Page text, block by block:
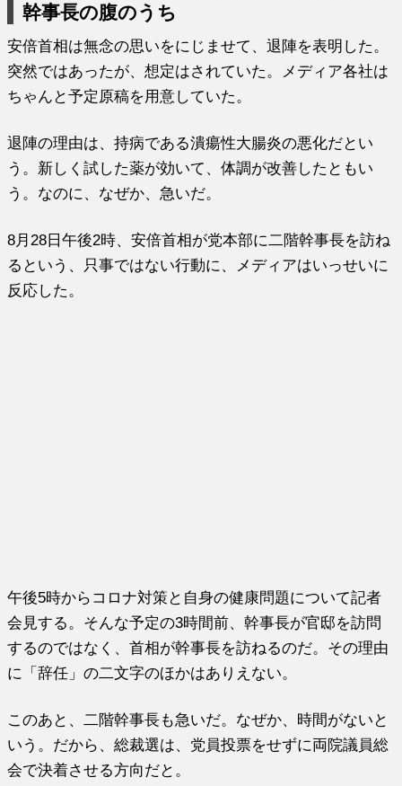
幹事長の腹のうち
安倍首相は無念の思いをにじませて、退陣を表明した。
突然ではあったが、想定はされていた。メディア各社は
ちゃんと予定原稿を用意していた。
退陣の理由は、持病である潰瘍性大腸炎の悪化だとい
う。新しく試した薬が効いて、体調が改善したともい
う。なのに、なぜか、急いだ。
8月28日午後2時、安倍首相が党本部に二階幹事長を訪ね
るという、只事ではない行動に、メディアはいっせいに
反応した。
午後5時からコロナ対策と自身の健康問題について記者
会見する。そんな予定の3時間前、幹事長が官邸を訪問
するのではなく、首相が幹事長を訪ねるのだ。その理由
に「辞任」の二文字のほかはありえない。
このあと、二階幹事長も急いだ。なぜか、時間がないと
いう。だから、総裁選は、党員投票をせずに両院議員総
会で決着させる方向だと。